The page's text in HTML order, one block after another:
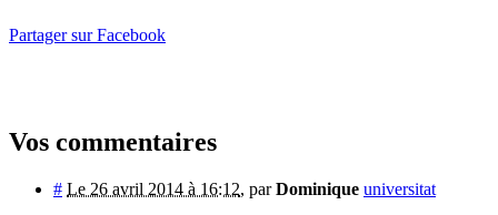
Partager sur Facebook
Vos commentaires
# Le 26 avril 2014 à 16:12, parDominique universitat